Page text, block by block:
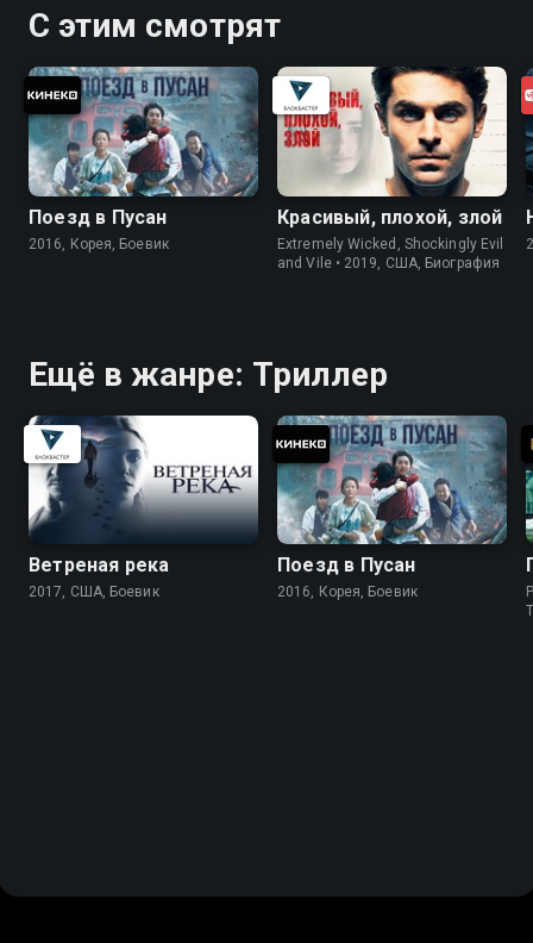
С этим смотрят
Поезд в Пусан
2016, Корея, Боевик
Красивый, плохой, злой
Extremely Wicked, Shockingly Evil
and Vile • 2019, США, Биография
Ещё в жанре: Триллер
Ветреная река
2017, США, Боевик
Поезд в Пусан
2016, Корея, Боевик